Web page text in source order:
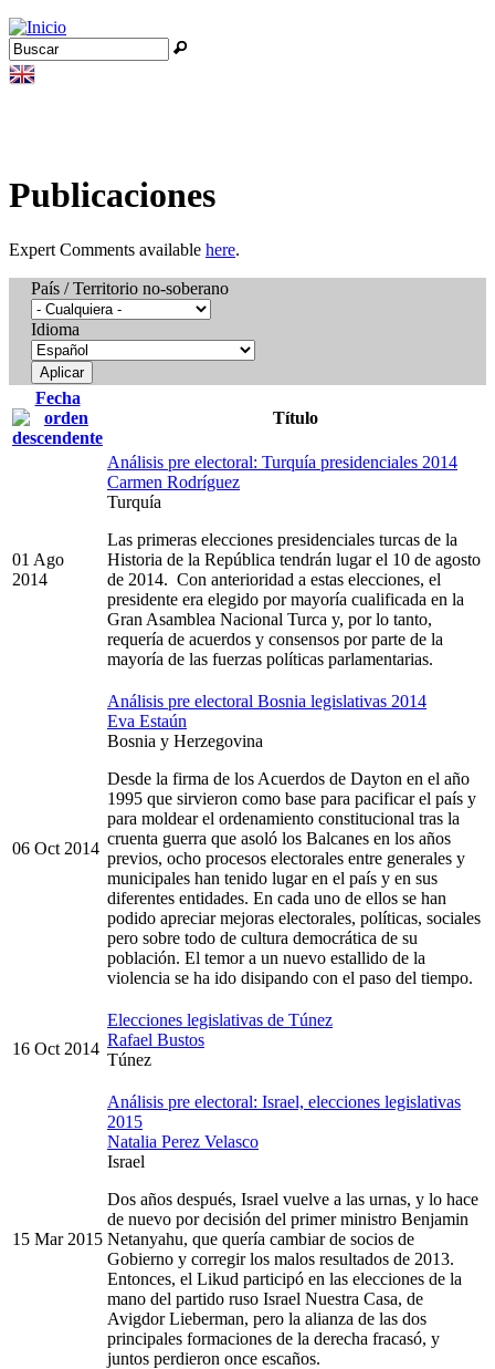
Jump to navigation
Formulario de búsqueda
Buscar
Publicaciones
Expert Comments available here.
País / Territorio no-soberano
Idioma
Fecha
Título
01 Ago
2014
Análisis pre electoral: Turquía presidenciales 2014
Carmen Rodríguez
Turquía
Las primeras elecciones presidenciales turcas de la
Historia de la República tendrán lugar el 10 de agosto
de 2014. Con anterioridad a estas elecciones, el
presidente era elegido por mayoría cualificada en la
Gran Asamblea Nacional Turca y, por lo tanto,
requería de acuerdos y consensos por parte de la
mayoría de las fuerzas políticas parlamentarias.
06 Oct 2014
Análisis pre electoral Bosnia legislativas 2014
Eva Estaún
Bosnia y Herzegovina
Desde la firma de los Acuerdos de Dayton en el año
1995 que sirvieron como base para pacificar el país y
para moldear el ordenamiento constitucional tras la
cruenta guerra que asoló los Balcanes en los años
previos, ocho procesos electorales entre generales y
municipales han tenido lugar en el país y en sus
diferentes entidades. En cada uno de ellos se han
podido apreciar mejoras electorales, políticas, sociales
pero sobre todo de cultura democrática de su
población. El temor a un nuevo estallido de la
violencia se ha ido disipando con el paso del tiempo.
16 Oct 2014
Elecciones legislativas de Túnez
Rafael Bustos
Túnez
15 Mar 2015
Análisis pre electoral: Israel, elecciones legislativas
2015
Natalia Perez Velasco
Israel
Dos años después, Israel vuelve a las urnas, y lo hace
de nuevo por decisión del primer ministro Benjamin
Netanyahu, que quería cambiar de socios de
Gobierno y corregir los malos resultados de 2013.
Entonces, el Likud participó en las elecciones de la
mano del partido ruso Israel Nuestra Casa, de
Avigdor Lieberman, pero la alianza de las dos
principales formaciones de la derecha fracasó, y
juntos perdieron once escaños.